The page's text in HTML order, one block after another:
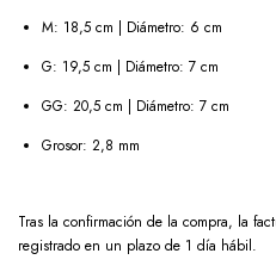
M: 18,5 cm | Diámetro: 6 cm
G: 19,5 cm | Diámetro: 7 cm
GG: 20,5 cm | Diámetro: 7 cm
Grosor: 2,8 mm
Tras la confirmación de la compra, la
registrado en un plazo de 1 día hábil.